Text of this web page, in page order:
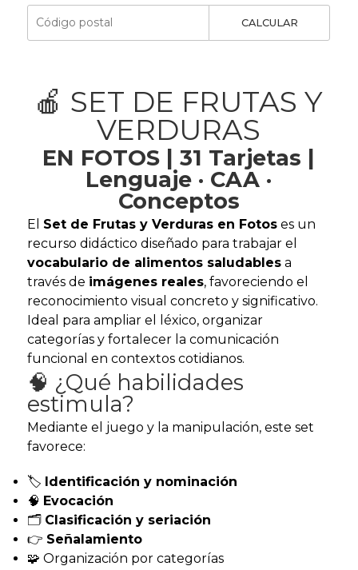
CALCULAR
🍎 SET DE FRUTAS Y
VERDURAS
EN FOTOS | 31 Tarjetas |
Lenguaje · CAA ·
Conceptos
El Set de Frutas y Verduras en Fotoses un
recurso didáctico diseñado para trabajar el
vocabulario de alimentos saludablesa
través de imágenes reales, favoreciendo el
reconocimiento visual concreto y significativo.
Ideal para ampliar el léxico, organizar
categorías y fortalecer la comunicación
funcional en contextos cotidianos.
🧠 ¿Qué habilidades
estimula?
Mediante el juego y la manipulación, este set
favorece:
🏷️ Identificación y nominación
🧠 Evocación
🗂️ Clasificación y seriación
👉 Señalamiento
🧩 Organización por categorías